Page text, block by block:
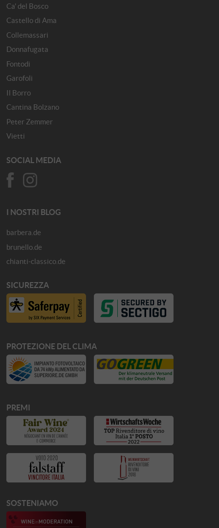
Ca' del Bosco
Castello di Ama
Collemassari
Donnafugata
Fontodi
Garofoli
Il Borro
Cantina Bolzano
Peter Zemmer
Vietti
SOCIAL MEDIA
I NOSTRI BLOG
barbera.de
brunello.de
chianti-classico.de
SICUREZZA
PROTEZIONE DEL CLIMA
PREMI
SOSTENIAMO